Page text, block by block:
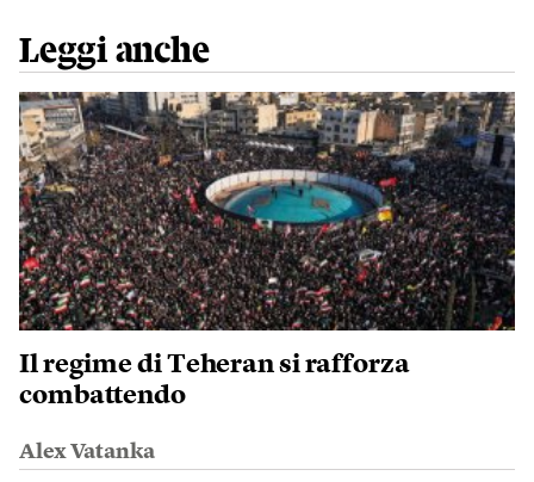
Leggi anche
Il regime di Teheran si rafforza
combattendo
Alex Vatanka